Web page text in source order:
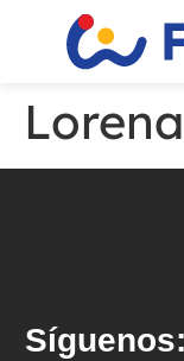
Síguenos: